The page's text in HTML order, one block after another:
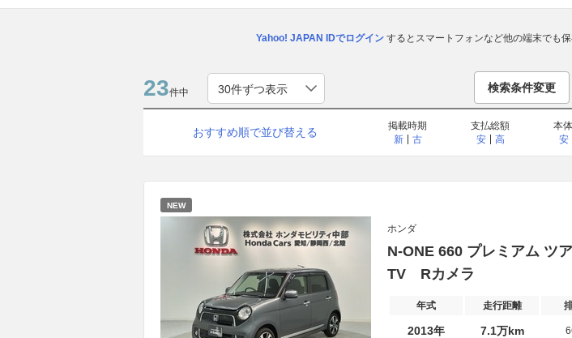
Yahoo! JAPAN IDでログインするとスマートフォンなど他の端末でも
23件中 検索条件変更
おすすめ順で並び替える
掲載時期
新
古
支払総額
安
高
本
安
NEW
ホンダ
N-ONE 660 プレミアム
TV Rカメラ
年式 走行距離
2013年 7.1万km